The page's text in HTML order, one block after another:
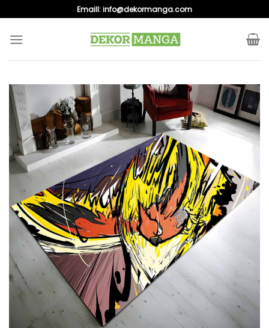
to
content
Emaill:info@dekormanga.com